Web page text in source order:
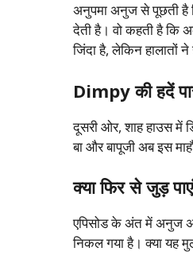
अनुपमा अनुज से पूछती है
देती है। वो कहती है कि
जिंदा है, लेकिन हालातों
Dimpy की हदें
दूसरी ओर, शाह हाउस में
बा और बापूजी अब इस
क्या फिर से जुड़
एपिसोड के अंत में अनुज
निकल गया है। क्या यह